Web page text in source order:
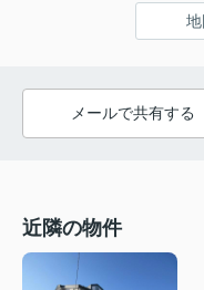
メールで共有する
近隣の物件